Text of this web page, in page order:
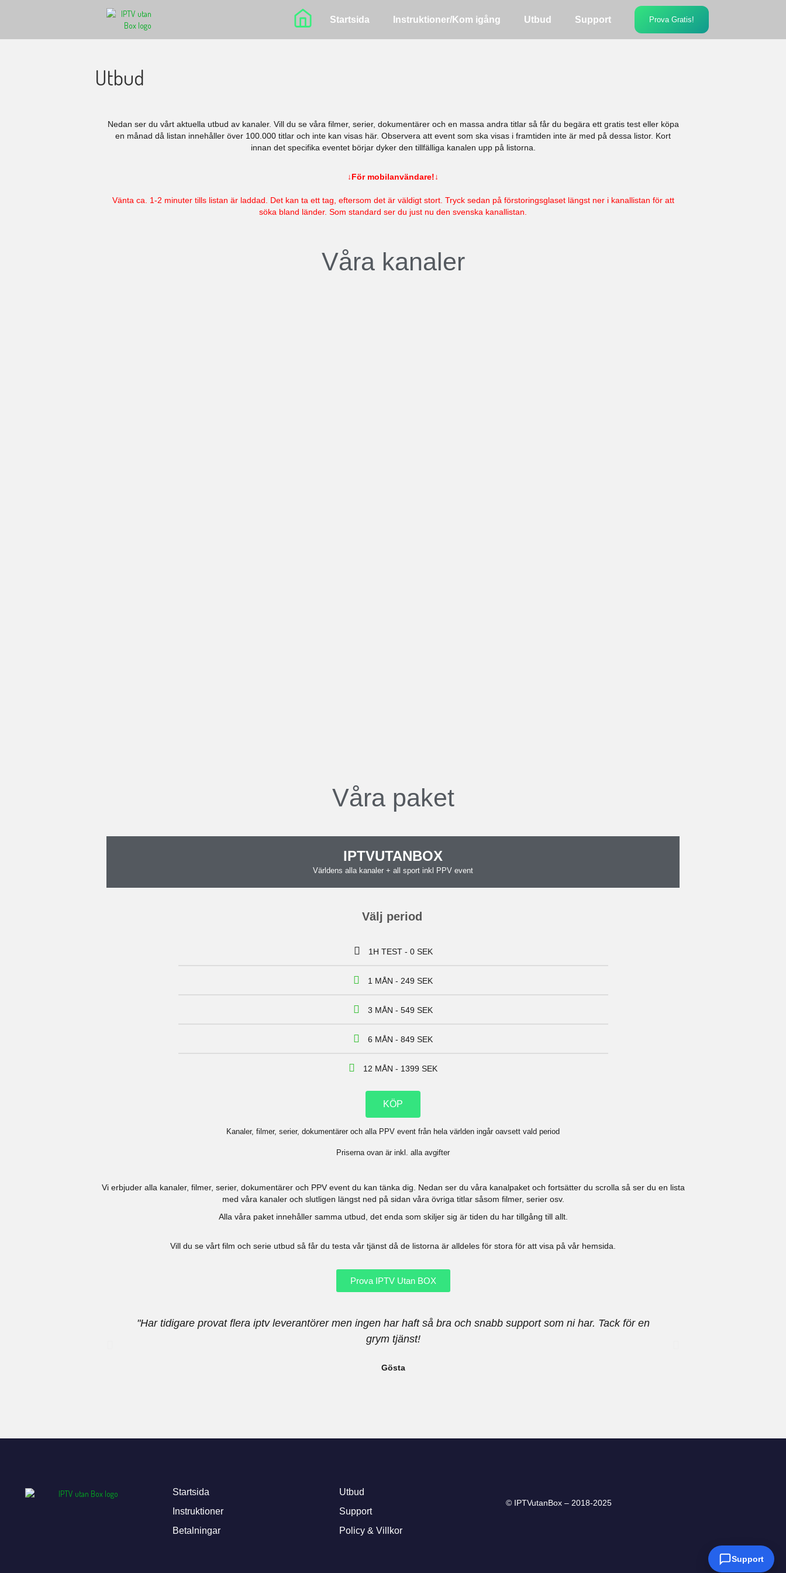
Startsida Instruktioner/Kom igång Utbud Support Prova Gratis!
Utbud
Nedan ser du vårt aktuella utbud av kanaler. Vill du se våra filmer, serier, dokumentärer och en massa andra titlar så får du begära ett gratis test eller köpa
en månad då listan innehåller över 100.000 titlar och inte kan visas här. Observera att event som ska visas i framtiden inte är med på dessa listor. Kort
innan det specifika eventet börjar dyker den tillfälliga kanalen upp på listorna.
↓För mobilanvändare!↓
Vänta ca. 1-2 minuter tills listan är laddad. Det kan ta ett tag, eftersom det är väldigt stort. Tryck sedan på förstoringsglaset längst ner i kanallistan för att
söka bland länder. Som standard ser du just nu den svenska kanallistan.
Våra kanaler
Våra paket
IPTVUTANBOX
Världens alla kanaler + all sport inkl PPV event
Välj period
1H TEST - 0 SEK
1 MÅN - 249 SEK
3 MÅN - 549 SEK
6 MÅN - 849 SEK
12 MÅN - 1399 SEK
KÖP
Kanaler, filmer, serier, dokumentärer och alla PPV event från hela världen ingår oavsett vald period
Priserna ovan är inkl. alla avgifter
Vi erbjuder alla kanaler, filmer, serier, dokumentärer och PPV event du kan tänka dig. Nedan ser du våra kanalpaket och fortsätter du scrolla så ser du en lista
med våra kanaler och slutligen längst ned på sidan våra övriga titlar såsom filmer, serier osv.
Alla våra paket innehåller samma utbud, det enda som skiljer sig är tiden du har tillgång till allt.
Vill du se vårt film och serie utbud så får du testa vår tjänst då de listorna är alldeles för stora för att visa på vår hemsida.
Prova IPTV Utan BOX
"Har tidigare provat flera iptv leverantörer men ingen har haft så bra och snabb support som ni har. Tack för en
grym tjänst!
Gösta
Startsida
Instruktioner
Betalningar
Utbud
Support
Policy & Villkor
© IPTVutanBox – 2018-2025
Support